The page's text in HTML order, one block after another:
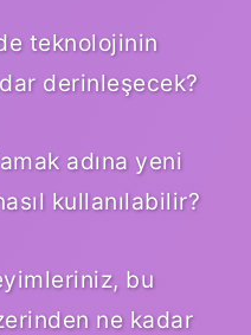
teknolojinin
derinleşecek?
adına yeni
kullanılabilir?
bu
ne kadar